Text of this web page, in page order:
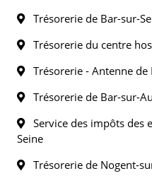
Trésorerie de Bar-sur-
Trésorerie du centre
Trésorerie - Antenne de
Trésorerie de Bar-sur-
Service des impôts des
Seine
Trésorerie de Nogent-